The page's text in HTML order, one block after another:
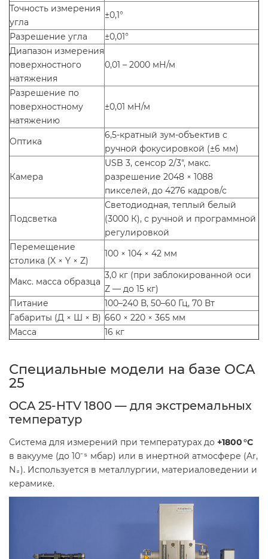
Точность измерения
угла
±0,1°
Разрешение угла
±0,01°
Диапазон измерения
поверхностного
натяжения
0,01 – 2000 мН/м
Разрешение по
поверхностному
натяжению
±0,01 мН/м
Оптика
6,5-кратный зум-объектив с
ручной фокусировкой (±6 мм)
Камера
USB 3, сенсор 2/3″, макс.
разрешение 2048 × 1088
пикселей, до 4276 кадров/с
Подсветка
Светодиодная, теплый белый
(3000 К), с ручной и программной
регулировкой
Перемещение
столика (X × Y × Z)
100 × 104 × 42 мм
Макс. масса образца
3,0 кг (при заблокированной оси
Z — до 15 кг)
Питание
100–240 В, 50–60 Гц, 70 Вт
Габариты (Д × Ш × В) 660 × 220 × 365 мм
Масса
16 кг
Специальные модели на базе OCA
25
OCA 25-HTV 1800 — для экстремальных
температур
Система для измерений при температурах до +1800 °C
в вакууме (до 10⁻⁵ мбар) или в инертной атмосфере (Ar,
N₂). Используется в металлургии, материаловедении и
керамике.